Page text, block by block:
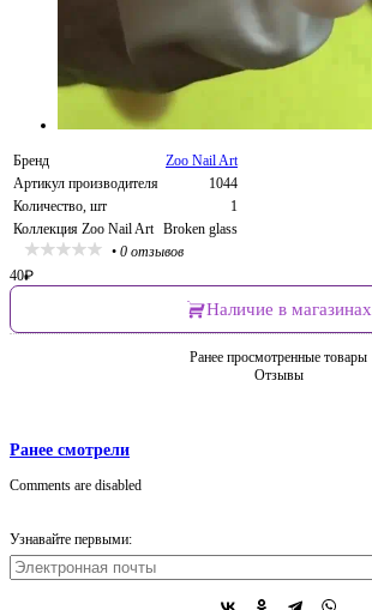
Бренд
Zoo Nail Art
Артикул производителя
1044
Количество, шт
1
Коллекция Zoo Nail Art Broken glass
• 0 отзывов
40₽
Наличие в магазинах
Ранее просмотренные товары
Отзывы
Ранее смотрели
Comments are disabled
Узнавайте первыми: